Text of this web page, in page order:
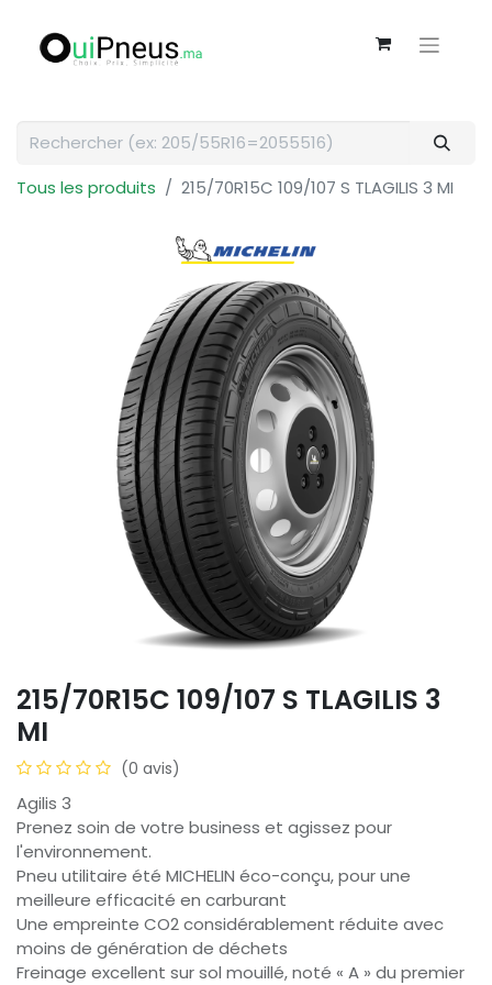
Tous les produits 215/70R15C 109/107 S TLAGILIS 3 MI
215/70R15C 109/107 S TLAGILIS 3
MI
(0 avis)
Agilis 3
Prenez soin de votre business et agissez pour
l'environnement.
Pneu utilitaire été MICHELIN éco-conçu, pour une
meilleure efficacité en carburant
Une empreinte CO2 considérablement réduite avec
moins de génération de déchets
Freinage excellent sur sol mouillé, noté « A » du premier